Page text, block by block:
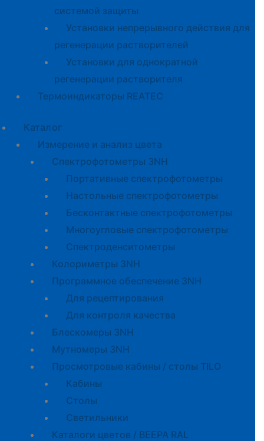
системой защиты
Установки непрерывного действия для
регенерации растворителей
Установки для однократной
регенерации растворителя
Термоиндикаторы REATEC
Каталог
Измерение и анализ цвета
Спектрофотометры 3NH
Портативные спектрофотометры
Настольные спектрофотометры
Бесконтактные спектрофотометры
Многоугловые спектрофотометры
Спектроденситометры
Колориметры 3NH
Программное обеспечение 3NH
Для рецептирования
Для контроля качества
Блескомеры 3NH
Мутномеры 3NH
Просмотровые кабины / столы TILO
Кабины
Cтолы
Светильники
Каталоги цветов / BEEPA RAL